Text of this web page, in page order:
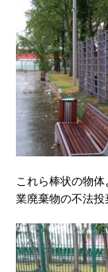
これら棒状の物
業廃棄物の不法投